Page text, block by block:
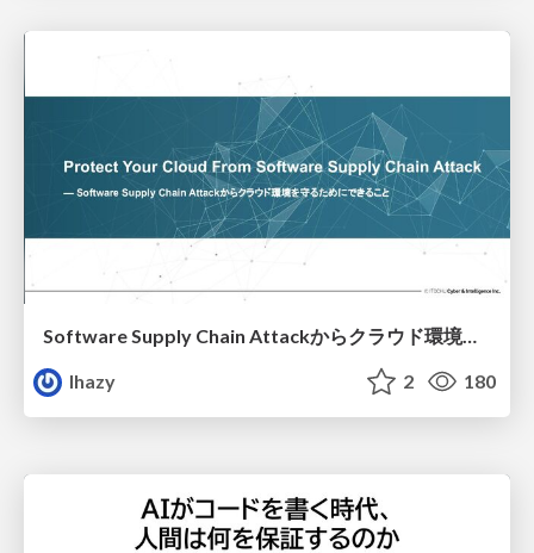
Software Supply Chain Attackからクラウド環境を守るためにできること
lhazy
2 180